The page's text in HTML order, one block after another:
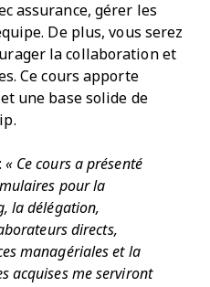
assurance, gérer les
De plus, vous serez
la collaboration et
Ce cours apporte
une base solide de
« Ce cours a présenté
pour la
la délégation,
directs,
managériales et la
acquises me serviront